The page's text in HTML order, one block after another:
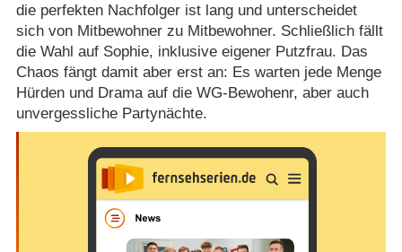
die perfekten Nachfolger ist lang und unterscheidet
sich von Mitbewohner zu Mitbewohner. Schließlich fällt
die Wahl auf Sophie, inklusive eigener Putzfrau. Das
Chaos fängt damit aber erst an: Es warten jede Menge
Hürden und Drama auf die WG-Bewohenr, aber auch
unvergessliche Partynächte.